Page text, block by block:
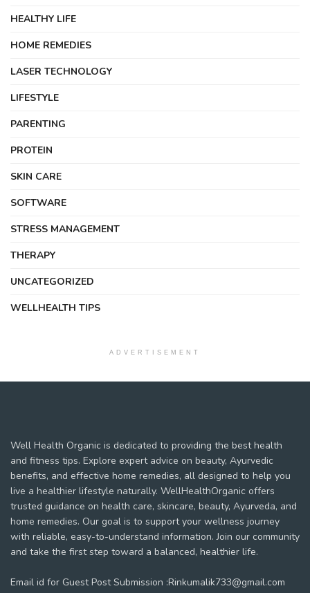
HEALTHY LIFE
HOME REMEDIES
LASER TECHNOLOGY
LIFESTYLE
PARENTING
PROTEIN
SKIN CARE
SOFTWARE
STRESS MANAGEMENT
THERAPY
UNCATEGORIZED
WELLHEALTH TIPS
ADVERTISEMENT
Well Health Organic is dedicated to providing the best health
and fitness tips. Explore expert advice on beauty, Ayurvedic
benefits, and effective home remedies, all designed to help you
live a healthier lifestyle naturally. WellHealthOrganic offers
trusted guidance on health care, skincare, beauty, Ayurveda, and
home remedies. Our goal is to support your wellness journey
with reliable, easy-to-understand information. Join our community
and take the first step toward a balanced, healthier life.
Email id for Guest Post Submission :Rinkumalik733@gmail.com